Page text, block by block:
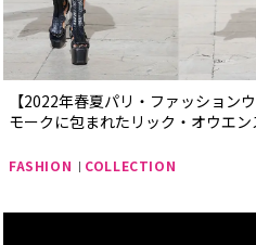
【2022年春夏パリ・ファッション
モークに包まれたリック・オウエ
FASHION COLLECTION